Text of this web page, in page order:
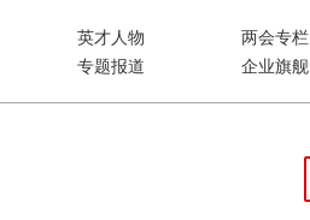
英才人物 两会专栏
专题报道 企业旗舰